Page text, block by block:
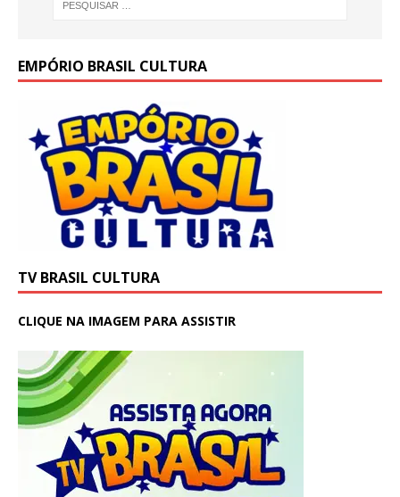
EMPÓRIO BRASIL CULTURA
TV BRASIL CULTURA
CLIQUE NA IMAGEM PARA ASSISTIR